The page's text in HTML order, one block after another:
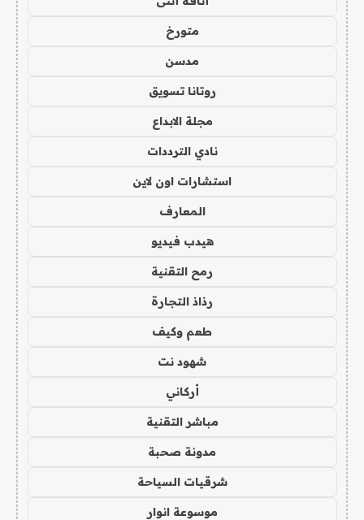
متورخ
مدسن
روتانا تسويق
مجلة الابداع
نادي الترددات
استشارات اون لاين
المعارف
هيدب فيديو
رمح التقنية
رذاذ التجارة
طعم وكيف
شهود نت
أركاني
مباشر التقنية
مدونة صحبة
شرقيات السياحة
موسوعة انوار